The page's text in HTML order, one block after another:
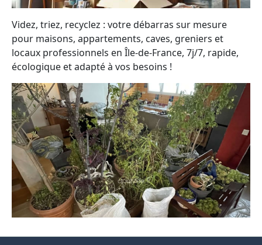
Videz, triez, recyclez : votre débarras sur mesure
pour maisons, appartements, caves, greniers et
locaux professionnels en Île-de-France, 7j/7, rapide,
écologique et adapté à vos besoins !